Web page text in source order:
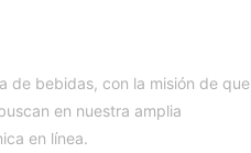
de bebidas, con la misión de que
en nuestra amplia
en línea.